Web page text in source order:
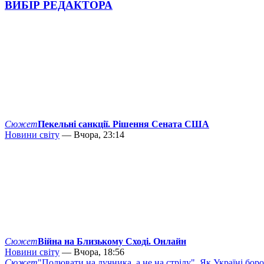
ВИБІР РЕДАКТОРА
СюжетПекельні санкції. Рішення Сената США
Новини світу — Вчора, 23:14
СюжетВійна на Близькому Сході. Онлайн
Новини світу — Вчора, 18:56